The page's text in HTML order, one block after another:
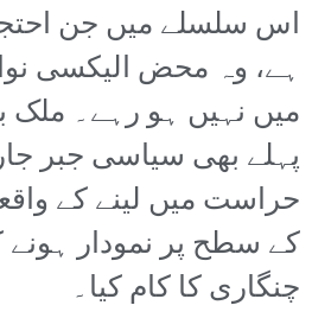
اس سلسلے میں جن
ہے، وہ محض الیکسی
میں نہیں ہو رہے۔
پہلے بھی سیاسی جبر
حراست میں لینے کے
کے سطح پر نمودار
چنگاری کا کام کیا۔